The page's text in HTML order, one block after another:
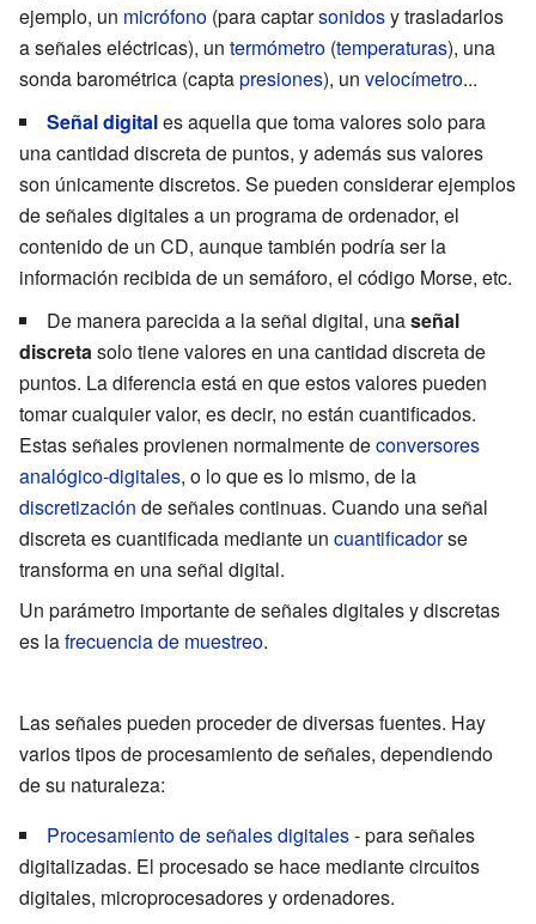
ejemplo, un micrófono (para captarsonidosy trasladarlos
a señales eléctricas), un termómetro (temperaturas), una
sonda barométrica (captapresiones), un velocímetro...
Señal digitales aquella que toma valores solo para
una cantidad discreta de puntos, y además sus valores
son únicamente discretos. Se pueden considerar ejemplos
de señales digitales a un programa de ordenador, el
contenido de un CD, aunque también podría ser la
información recibida de un semáforo, el código Morse, etc.
De manera parecida a la señal digital, unaseñal
discreta solo tiene valores en una cantidad discreta de
puntos. La diferencia está en que estos valores pueden
tomar cualquier valor, es decir, no están cuantificados.
Estas señales provienen normalmente deconversores
analógico-digitales, o lo que es lo mismo, de la
discretización de señales continuas. Cuando una señal
discreta es cuantificada mediante un cuantificadorse
transforma en una señal digital.
Un parámetro importante de señales digitales y discretas
es lafrecuencia de muestreo.
Las señales pueden proceder de diversas fuentes. Hay
varios tipos de procesamiento de señales, dependiendo
de su naturaleza:
Procesamiento de señales digitales- para señales
digitalizadas. El procesado se hace mediante circuitos
digitales, microprocesadores y ordenadores.